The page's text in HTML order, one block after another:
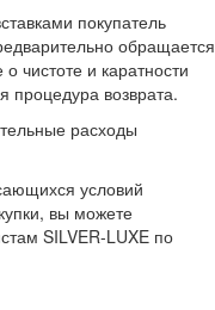
покупатель
обращается
чистоте и каратности
процедура возврата.
расходы
условий
вы можете
SILVER-LUXE по